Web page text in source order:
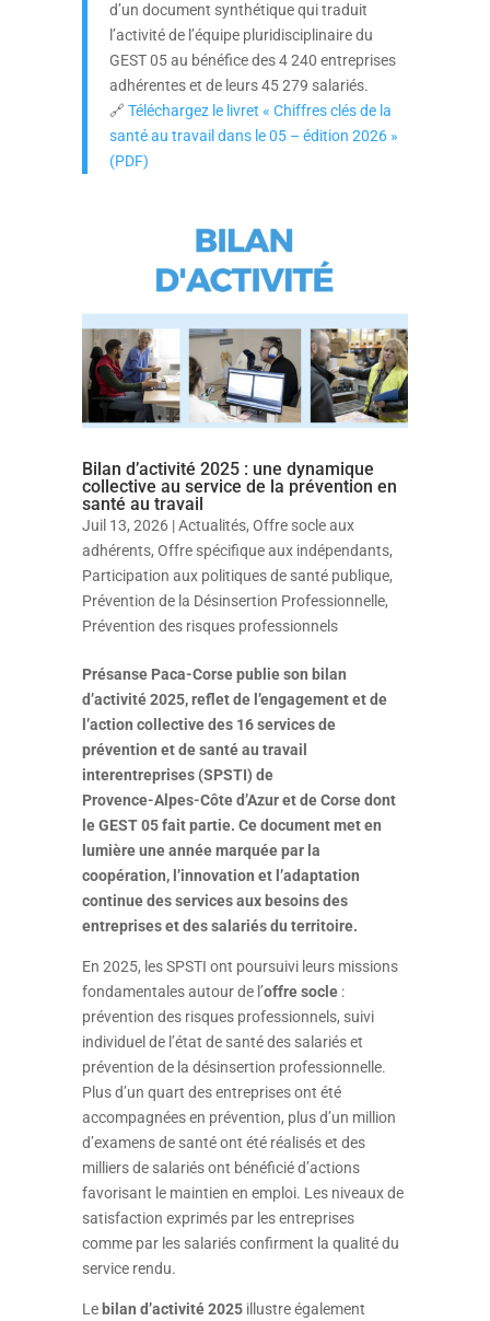
d’un document synthétique qui traduit
l’activité de l’équipe pluridisciplinaire du
GEST 05 au bénéfice des 4 240 entreprises
adhérentes et de leurs 45 279 salariés.
🔗 Téléchargez le livret « Chiffres clés de la
santé au travail dans le 05 – édition 2026 »
(PDF)
Bilan d’activité 2025 : une dynamique
collective au service de la prévention en
santé au travail
Juil 13, 2026|Actualités, Offre socle aux
adhérents, Offre spécifique aux indépendants,
Participation aux politiques de santé publique,
Prévention de la Désinsertion Professionnelle,
Prévention des risques professionnels
Présanse Paca‑Corse publie son bilan
d’activité 2025, reflet de l’engagement et de
l’action collective des 16 services de
prévention et de santé au travail
interentreprises (SPSTI) de
Provence‑Alpes‑Côte d’Azur et de Corse dont
le GEST 05 fait partie. Ce document met en
lumière une année marquée par la
coopération, l’innovation et l’adaptation
continue des services aux besoins des
entreprises et des salariés du territoire.
En 2025, les SPSTI ont poursuivi leurs missions
fondamentales autour de l’offre socle:
prévention des risques professionnels, suivi
individuel de l’état de santé des salariés et
prévention de la désinsertion professionnelle.
Plus d’un quart des entreprises ont été
accompagnées en prévention, plus d’un million
d’examens de santé ont été réalisés et des
milliers de salariés ont bénéficié d’actions
favorisant le maintien en emploi. Les niveaux de
satisfaction exprimés par les entreprises
comme par les salariés confirment la qualité du
service rendu.
Lebilan d’activité 2025illustre également